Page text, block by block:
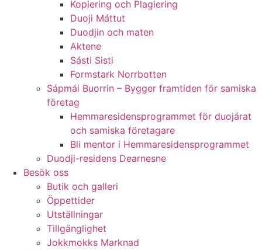
Kopiering och Plagiering
Duoji Máttut
Duodjin och maten
Aktene
Sásti Sisti
Formstark Norrbotten
Sápmái Buorrin – Bygger framtiden för samiska
företag
Hemmaresidensprogrammet för duojárat
och samiska företagare​
Bli mentor i Hemmaresidensprogrammet
Duodji-residens Dearnesne
Besök oss
Butik och galleri
Öppettider
Utställningar
Tillgänglighet
Jokkmokks Marknad